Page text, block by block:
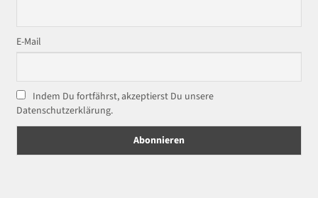
E-Mail
Indem Du fortfährst, akzeptierst Du unsere
Datenschutzerklärung.